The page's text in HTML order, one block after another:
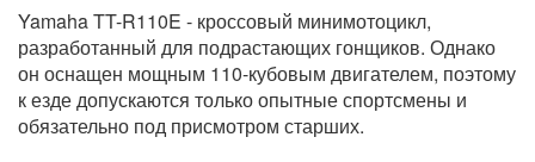
Yamaha TT-R110E - кроссовый минимотоцикл,
разработанный для подрастающих гонщиков. Однако
он оснащен мощным 110-кубовым двигателем, поэтому
к езде допускаются только опытные спортсмены и
обязательно под присмотром старших.